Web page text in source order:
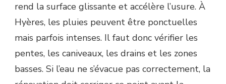
rend la surface glissante et accélère l’usure. À
Hyères, les pluies peuvent être ponctuelles
mais parfois intenses. Il faut donc vérifier les
pentes, les caniveaux, les drains et les zones
basses. Si l’eau ne s’évacue pas correctement, la